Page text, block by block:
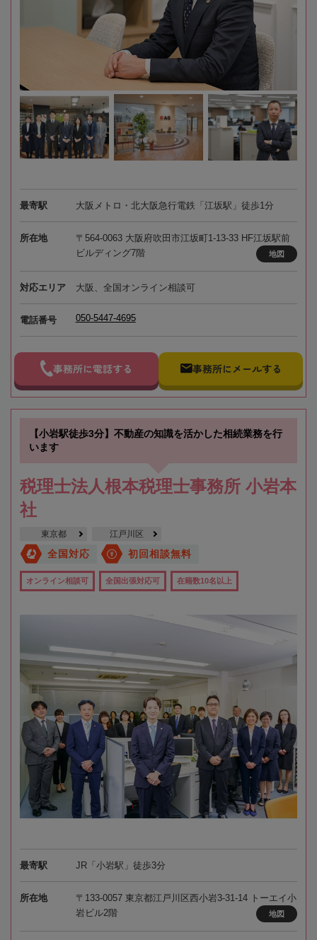
最寄駅 大阪メトロ・北大阪急行電鉄「江坂駅」徒歩1分
所在地
〒564-0063 大阪府吹田市江坂町1-13-33 HF江坂駅前
ビルディング7階
地図
対応エリア 大阪、全国オンライン相談可
電話番号 050-5447-4695
事務所に電話する 事務所にメールする
【小岩駅徒歩3分】不動産の知識を活かした相続業務を行
います
税理士法人根本税理士事務所 小岩本
社
東京都 江戸川区
全国対応 初回相談無料
オンライン相談可 全国出張対応可 在籍数10名以上
最寄駅 JR「小岩駅」徒歩3分
所在地
〒133-0057 東京都江戸川区西小岩3-31-14 トーエイ小
岩ビル2階
地図